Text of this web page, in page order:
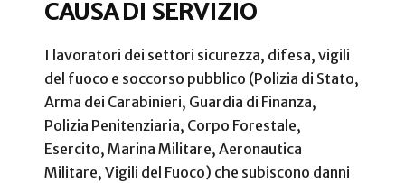
CAUSA DI SERVIZIO
I lavoratori dei settori sicurezza, difesa, vigili
del fuoco e soccorso pubblico (Polizia di Stato,
Arma dei Carabinieri, Guardia di Finanza,
Polizia Penitenziaria, Corpo Forestale,
Esercito, Marina Militare, Aeronautica
Militare, Vigili del Fuoco) che subiscono danni